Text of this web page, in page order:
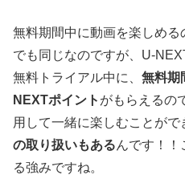
無料期間中に動画を楽しめ
でも同じなのですが、U-
無料トライアル中に、 無料期
NEXTポイント がもらえるの
用して一緒に楽しむことが
の取り扱いもあるんです！！
る強みですね。